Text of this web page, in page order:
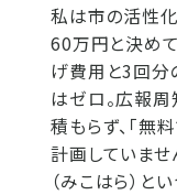
私は市の活性
60万円と決め
げ費用と3回分
はゼロ。広報
積もらず、「無
計画していませ
（みこはら）